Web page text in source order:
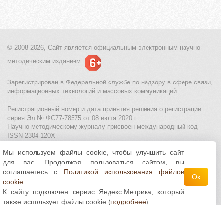
© 2008-2026, Сайт является официальным электронным научно-
методическим изданием.
Зарегистрирован в Федеральной службе по надзору в сфере связи,
информационных технологий и массовых коммуникаций.
Регистрационный номер и дата принятия решения о регистрации:
серия Эл № ФС77-78575 от 08 июля 2020 г
Научно-методическому журналу присвоен международный код
ISSN 2304-120X
МЦИТО|Школьные олимпиады и онлайн конкурсы для детей
Политика использования файлов cookie| Политика обработки и
защиты персональных данных
Все материалы доступны полицензии Creative
Commons С указанием авторства 4.0 Всемирная
Мы используем файлы cookie, чтобы улучшить сайт
для вас. Продолжая пользоваться сайтом, вы
соглашаетесь с Политикой использования файлов
cookie
К сайту подключен сервис Яндекс.Метрика, который
также использует файлы cookie (подробнее)
Ок